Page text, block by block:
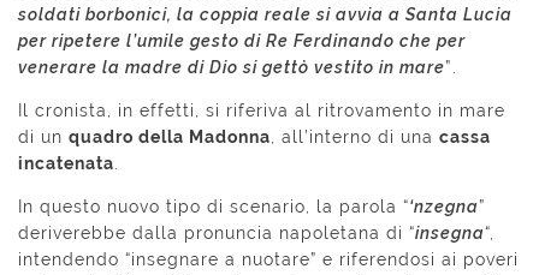
soldati borbonici, la coppia reale si avvia a Santa Lucia
per ripetere l’umile gesto di Re Ferdinando che per
venerare la madre di Dio si gettò vestito in mare”.
Il cronista, in effetti, si riferiva al ritrovamento in mare
di un quadro della Madonna , all’interno di una cassa
incatenata
In questo nuovo tipo di scenario, la parola “‘nzegna”
deriverebbe dalla pronuncia napoletana di “insegna“,
intendendo “insegnare a nuotare” e riferendosi ai poveri